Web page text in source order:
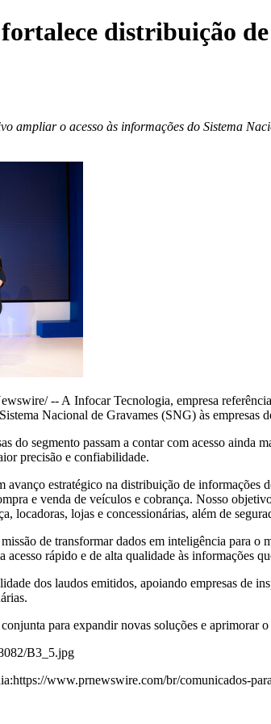
distribuição
ampliar o acesso às informações do Sistema
-- A Infocar Tecnologia, empresa
Nacional de Gravames (SNG) às empresas
do segmento passam a contar com acesso
precisão e confiabilidade.
avanço estratégico na distribuição de
e venda de veículos e cobrança. Nosso
locadoras, lojas e concessionárias, além de
de transformar dados em inteligência para o
acesso rápido e de alta qualidade às informações
dos laudos emitidos, apoiando empresas de
para expandir novas soluções e
B3_5.jpg
https://www.prnewswire.com/br/comunicados-